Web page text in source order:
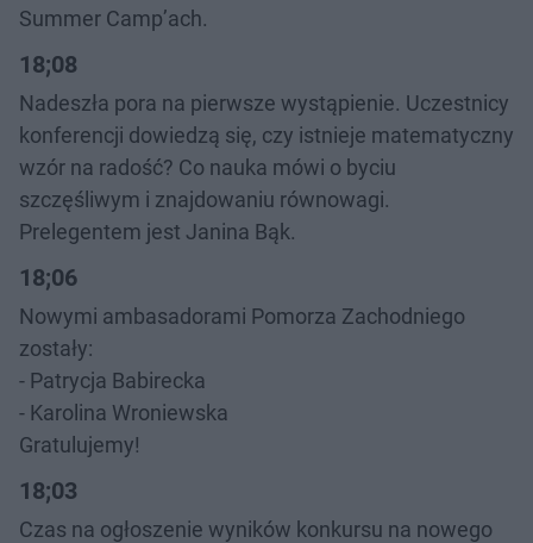
Summer Camp’ach.
18;08
Nadeszła pora na pierwsze wystąpienie. Uczestnicy
konferencji dowiedzą się, czy istnieje matematyczny
wzór na radość? Co nauka mówi o byciu
szczęśliwym i znajdowaniu równowagi.
Prelegentem jest Janina Bąk.
18;06
Nowymi ambasadorami Pomorza Zachodniego
zostały:
- Patrycja Babirecka
- Karolina Wroniewska
Gratulujemy!
18;03
Czas na ogłoszenie wyników konkursu na nowego